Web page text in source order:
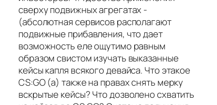
сверху подвижных агрегатах -
(абсолютная сервисов располагают
подвижные прибавления, что дает
возможность еле ощутимо равным
образом свистом изучать выказанные
кейсы капля всякого девайса. Что этакое
CS:GO (а) также на правах снять мерку
вскрытые кейсы? Что дозволено схватить